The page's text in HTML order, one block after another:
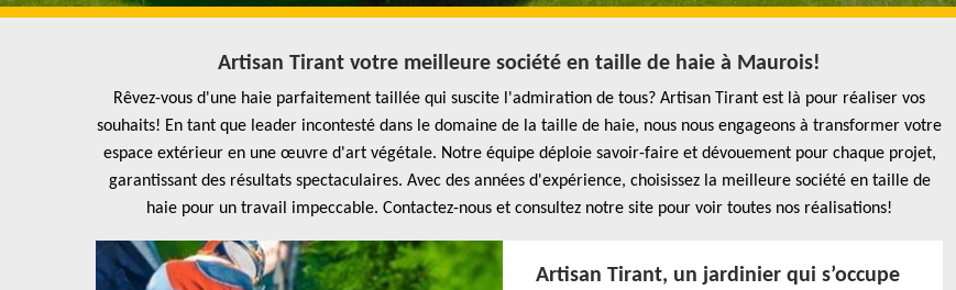
Artisan Tirant votre meilleure société en taille de haie à Maurois!
Rêvez-vous d'une haie parfaitement taillée qui suscite l'admiration de tous? Artisan Tirant est là pour réaliser vos
souhaits! En tant que leader incontesté dans le domaine de la taille de haie, nous nous engageons à transformer votre
espace extérieur en une œuvre d'art végétale. Notre équipe déploie savoir-faire et dévouement pour chaque projet,
garantissant des résultats spectaculaires. Avec des années d'expérience, choisissez la meilleure société en taille de
haie pour un travail impeccable. Contactez-nous et consultez notre site pour voir toutes nos réalisations!
Artisan Tirant, un jardinier qui s’occupe